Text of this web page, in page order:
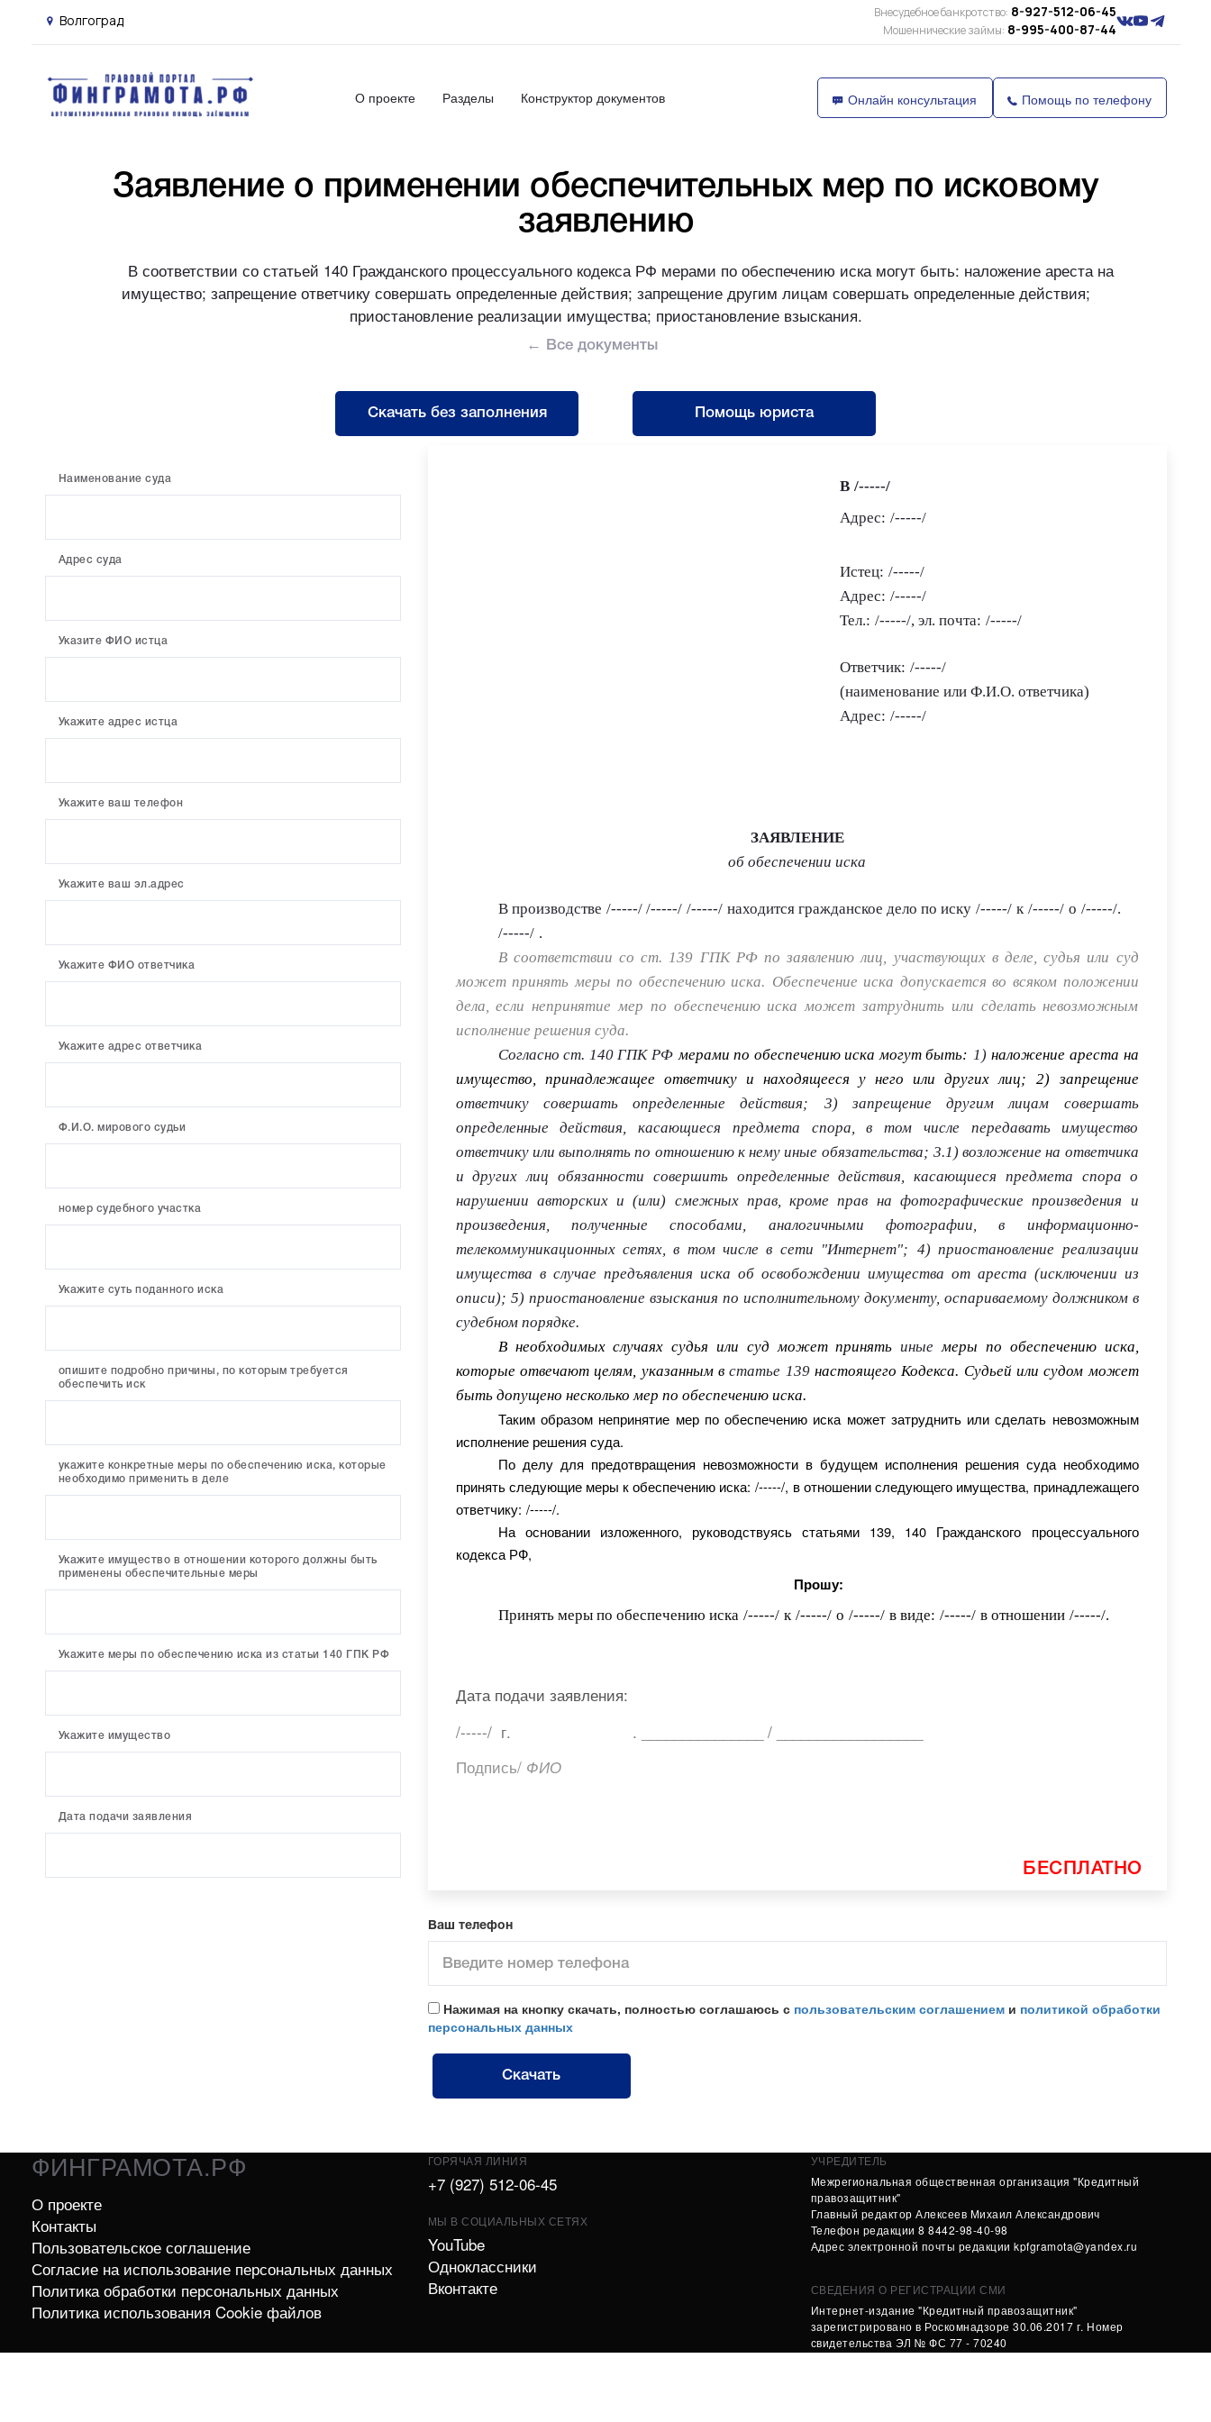
Волгоград Внесудебное банкротство: 8-927-512-06-45
Мошеннические займы: 8-995-400-87-44
О проекте Разделы Конструктор документов Онлайн консультация Помощь по телефону
Заявление о применении обеспечительных мер по исковому
заявлению
В соответствии со статьей 140 Гражданского процессуального кодекса РФ мерами по обеспечению иска могут быть: наложение ареста на
имущество; запрещение ответчику совершать определенные действия; запрещение другим лицам совершать определенные действия;
приостановление реализации имущества; приостановление взыскания.
← Все документы
Скачать без заполнения Помощь юриста
Наименование суда
Адрес суда
Указите ФИО истца
Укажите адрес истца
Укажите ваш телефон
Укажите ваш эл.адрес
Укажите ФИО ответчика
Укажите адрес ответчика
Ф.И.О. мирового судьи
номер судебного участка
Укажите суть поданного иска
опишите подробно причины, по которым требуется
обеспечить иск
укажите конкретные меры по обеспечению иска, которые
необходимо применить в деле
Укажите имущество в отношении которого должны быть
применены обеспечительные меры
Укажите меры по обеспечению иска из статьи 140 ГПК РФ
Укажите имущество
Дата подачи заявления
В /-----/
Адрес: /-----/
Истец: /-----/
Адрес: /-----/
Тел.: /-----/, эл. почта: /-----/
Ответчик: /-----/
(наименование или Ф.И.О. ответчика)
Адрес: /-----/
ЗАЯВЛЕНИЕ
об обеспечении иска
В производстве /-----/ /-----/ /-----/ находится гражданское дело по иску /-----/ к /-----/ о /-----/.
/-----/ .
В соответствии со ст. 139 ГПК РФ по заявлению лиц, участвующих в деле, судья или суд
может принять меры по обеспечению иска. Обеспечение иска допускается во всяком положении
дела, если непринятие мер по обеспечению иска может затруднить или сделать невозможным
исполнение решения суда.
Согласно ст. 140 ГПК РФ мерами по обеспечению иска могут быть: 1) наложение ареста на
имущество, принадлежащее ответчику и находящееся у него или других лиц;
2) запрещение
ответчику совершать определенные действия;
3) запрещение другим лицам совершать
определенные действия, касающиеся предмета спора, в том числе передавать имущество
ответчику или выполнять по отношению к нему иные обязательства; 3.1) возложение на ответчика
и других лиц обязанности совершить определенные действия, касающиеся предмета спора о
нарушении авторских и (или) смежных прав, кроме прав на фотографические произведения и
произведения, полученные способами, аналогичными фотографии, в информационно-
телекоммуникационных сетях, в том числе в сети "Интернет"; 4) приостановление реализации
имущества в случае предъявления иска об освобождении имущества от ареста (исключении из
описи); 5) приостановление взыскания по исполнительному документу, оспариваемому должником в
судебном порядке.
В необходимых случаях судья или суд может принятьиные меры по обеспечению иска,
которые отвечают целям, указанным встатье 139настоящего Кодекса. Судьей или судом может
быть допущено несколько мер по обеспечению иска.
Таким образом непринятие мер по обеспечению иска может затруднить или сделать невозможным
исполнение решения суда.
По делу для предотвращения невозможности в будущем исполнения решения суда необходимо
принять следующие меры к обеспечению иска: /-----/, в отношении следующего имущества, принадлежащего
ответчику: /-----/.
На основании изложенного, руководствуясь статьями 139, 140 Гражданского процессуального
кодекса РФ,
Прошу:
Принять меры по обеспечению иска /-----/ к /-----/ о /-----/ в виде: /-----/ в отношении /-----/.
Дата подачи заявления:
/-----/ г.
. _______________ / __________________
Подпись/ ФИО
БЕСПЛАТНО
Ваш телефон
Нажимая на кнопку скачать, полностью соглашаюсь с пользовательским соглашениеми политикой обработки
персональных данных
Скачать
ФИНГРАМОТА.РФ
О проекте
Контакты
Пользовательское соглашение
Согласие на использование персональных данных
Политика обработки персональных данных
Политика использования Cookie файлов
ГОРЯЧАЯ ЛИНИЯ
+7 (927) 512-06-45
МЫ В СОЦИАЛЬНЫХ СЕТЯХ
YouTube
Одноклассники
Вконтакте
УЧРЕДИТЕЛЬ
Межрегиональная общественная организация "Кредитный
правозащитник"
Главный редактор Алексеев Михаил Александрович
Телефон редакции 8 8442-98-40-98
Адрес электронной почты редакции kpfgramota@yandex.ru
СВЕДЕНИЯ О РЕГИСТРАЦИИ СМИ
Интернет-издание "Кредитный правозащитник"
зарегистрировано в Роскомнадзоре 30.06.2017 г. Номер
свидетельства ЭЛ № ФС 77 - 70240